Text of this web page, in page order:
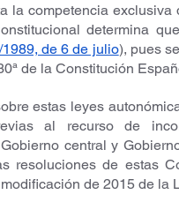
la competencia
determina
de 6 de julio), pues
de la Constitución
estas leyes
al recurso de
central y
resoluciones de estas
de 2015 de la